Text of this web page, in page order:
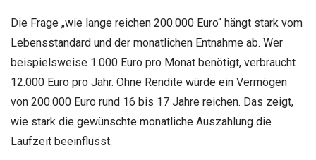
Die Frage „wie lange reichen 200.000 Euro“ hängt stark vom
Lebensstandard und der monatlichen Entnahme ab. Wer
beispielsweise 1.000 Euro pro Monat benötigt, verbraucht
12.000 Euro pro Jahr. Ohne Rendite würde ein Vermögen
von 200.000 Euro rund 16 bis 17 Jahre reichen. Das zeigt,
wie stark die gewünschte monatliche Auszahlung die
Laufzeit beeinflusst.